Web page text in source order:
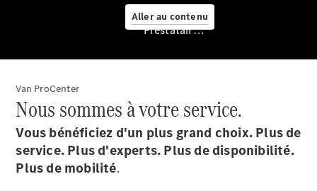
Aller au contenu
après-
Prestataire / Protection des données
Van ProCenter
Nous sommes à votre service.
Vous bénéficiez d'un plus grand choix. Plus de
service. Plus d'experts. Plus de disponibilité.
Plus de mobilité.